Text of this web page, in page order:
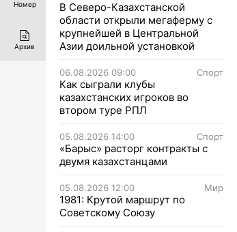
В Северо-Казахстанской
области открыли мегаферму с
крупнейшей в Центральной
Азии доильной установкой
06.08.2026 09:00 Спорт
Как сыграли клубы
казахстанских игроков во
втором туре РПЛ
05.08.2026 14:00 Спорт
«Барыс» расторг контракты с
двумя казахстанцами
05.08.2026 12:00 Мир
1981: Крутой маршрут по
Советскому Союзу
Номер
Архив